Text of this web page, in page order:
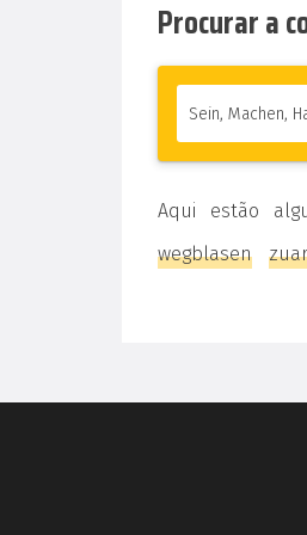
Procurar a
Aqui estão
wegblasen